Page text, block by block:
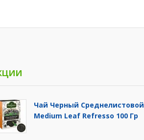
Чай Черный Среднелистовой
Medium Leaf Refresso 100 Гр